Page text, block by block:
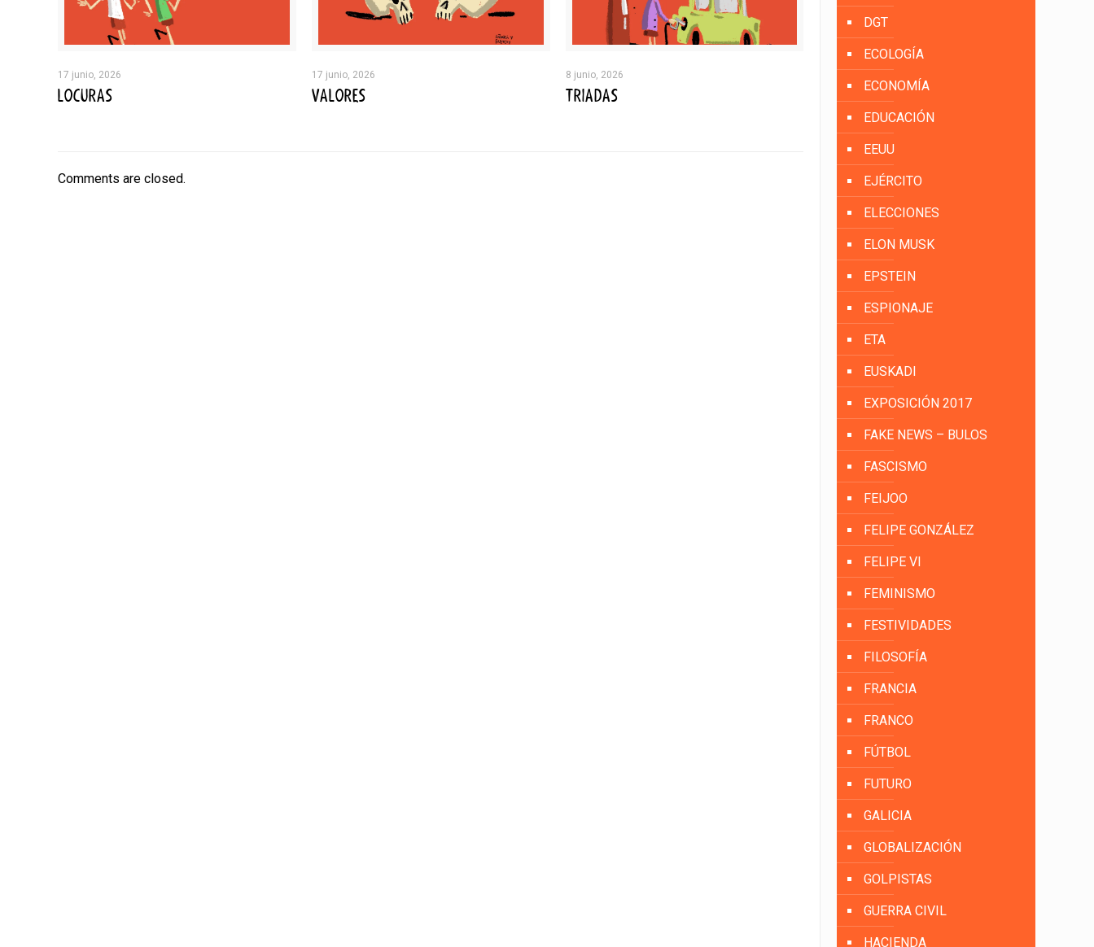
17 junio, 2026
LOCURAS
17 junio, 2026
VALORES
8 junio, 2026
TRIADAS
Comments are closed.
DGT
ECOLOGÍA
ECONOMÍA
EDUCACIÓN
EEUU
EJÉRCITO
ELECCIONES
ELON MUSK
EPSTEIN
ESPIONAJE
ETA
EUSKADI
EXPOSICIÓN 2017
FAKE NEWS – BULOS
FASCISMO
FEIJOO
FELIPE GONZÁLEZ
FELIPE VI
FEMINISMO
FESTIVIDADES
FILOSOFÍA
FRANCIA
FRANCO
FÚTBOL
FUTURO
GALICIA
GLOBALIZACIÓN
GOLPISTAS
GUERRA CIVIL
HACIENDA